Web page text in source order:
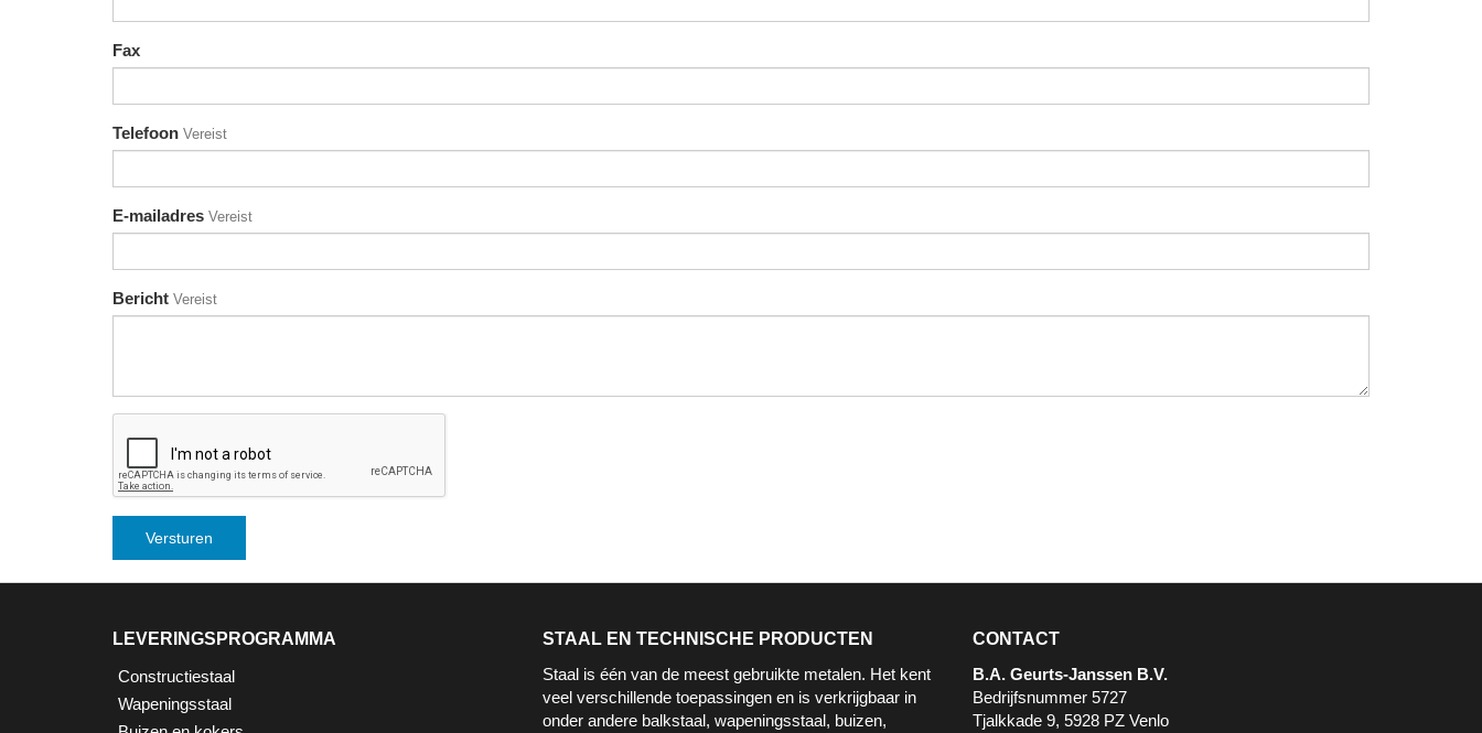
Fax
Telefoon Vereist
E-mailadres Vereist
Bericht Vereist
LEVERINGSPROGRAMMA
Constructiestaal
Wapeningsstaal
STAAL EN TECHNISCHE PRODUCTEN
Staal is één van de meest gebruikte metalen. Het kent
veel verschillende toepassingen en is verkrijgbaar in
onder andere balkstaal, wapeningsstaal, buizen,
CONTACT
B.A. Geurts-Janssen B.V.
Bedrijfsnummer 5727
Tjalkkade 9, 5928 PZ Venlo